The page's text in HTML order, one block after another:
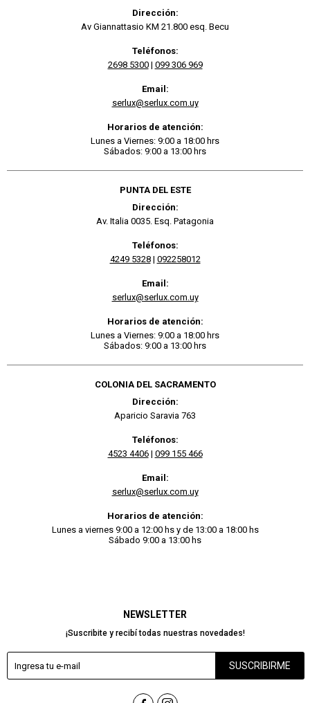
NEWSLETTER
¡Suscribite y recibí todas nuestras novedades!
SUSCRIBIRME
Dirección:
Av Giannattasio KM 21.800 esq. Becu
Teléfonos:
2698 5300| 099 306 969
Email:
serlux@serlux.com.uy
Horarios de atención:
Lunes a Viernes: 9:00 a 18:00 hrs
Sábados: 9:00 a 13:00 hrs
PUNTA DEL ESTE
Dirección:
Av. Italia 0035. Esq. Patagonia
Teléfonos:
4249 5328| 092258012
Email:
serlux@serlux.com.uy
Horarios de atención:
Lunes a Viernes: 9:00 a 18:00 hrs
Sábados: 9:00 a 13:00 hrs
COLONIA DEL SACRAMENTO
Dirección:
Aparicio Saravia 763
Teléfonos:
4523 4406| 099 155 466
Email:
serlux@serlux.com.uy
Horarios de atención:
Lunes a viernes 9:00 a 12:00 hs y de 13:00 a 18:00 hs
Sábado 9:00 a 13:00 hs